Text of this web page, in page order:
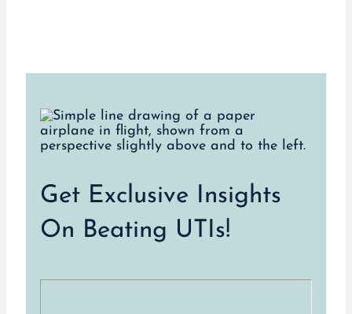
Get Exclusive Insights
On Beating UTIs!